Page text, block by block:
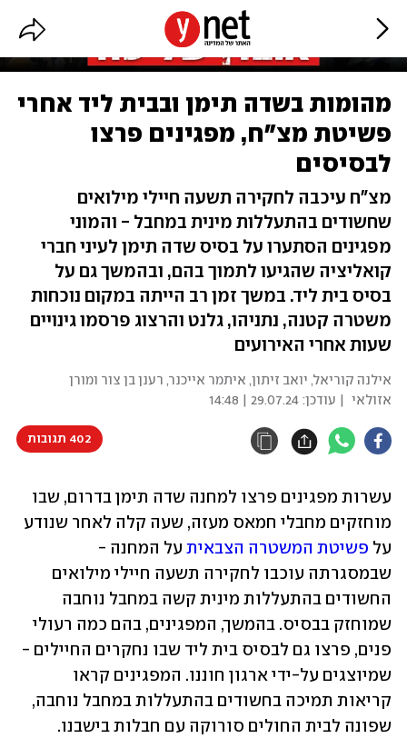
מהומות בשדה תימן ובבית ליד אחרי
פשיטת מצ"ח, מפגינים פרצו
לבסיסים
מצ"ח עיכבה לחקירה תשעה חיילי מילואים
שחשודים בהתעללות מינית במחבל - והמוני
מפגינים הסתערו על בסיס שדה תימן לעיני חברי
קואליציה שהגיעו לתמוך בהם, ובהמשך גם על
בסיס בית ליד. במשך זמן רב הייתה במקום נוכחות
משטרה קטנה, נתניהו, גלנט והרצוג פרסמו גינויים
שעות אחרי האירועים
אילנה קוריאל, יואב זיתון, איתמר אייכנר, רענן בן צור ומורן
אזולאי
| עודכן: 29.07.24 | 14:48
402 תגובות
על פשיטת המשטרה הצבאית
שפונה לבית החולים סורוקה עם חבלות בישבנו.